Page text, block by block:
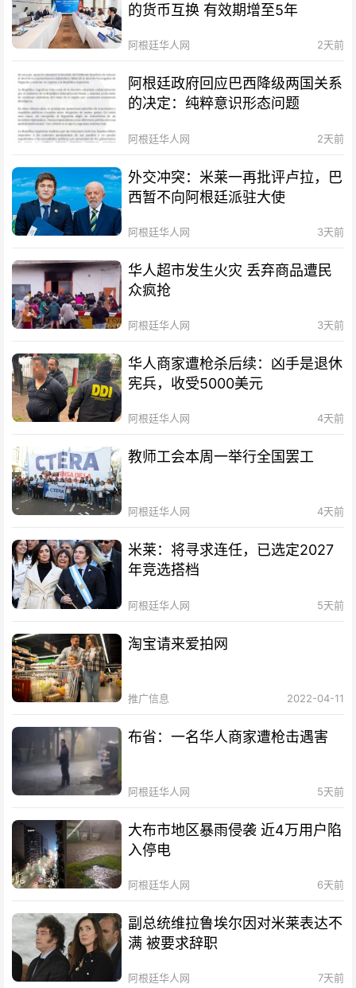
的货币互换 有效期增至5年
阿根廷华人网 2天前
阿根廷政府回应巴西降级两国关系
的决定：纯粹意识形态问题
阿根廷华人网 2天前
外交冲突：米莱一再批评卢拉，巴
西暂不向阿根廷派驻大使
阿根廷华人网 3天前
华人超市发生火灾 丢弃商品遭民
众疯抢
阿根廷华人网 3天前
华人商家遭枪杀后续：凶手是退休
宪兵，收受5000美元
阿根廷华人网 4天前
教师工会本周一举行全国罢工
阿根廷华人网 4天前
米莱：将寻求连任，已选定2027
年竞选搭档
阿根廷华人网 5天前
淘宝请来爱拍网
推广信息 2022-04-11
布省：一名华人商家遭枪击遇害
阿根廷华人网 5天前
大布市地区暴雨侵袭 近4万用户陷
入停电
阿根廷华人网 6天前
副总统维拉鲁埃尔因对米莱表达不
满 被要求辞职
阿根廷华人网 7天前